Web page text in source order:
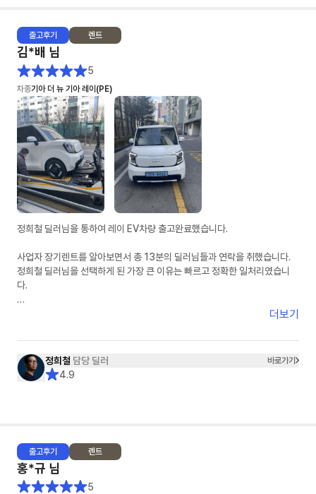
2. 문의에 대한 회신 속도: ★★★★★
- 타사는 오전에 문의를 드리면 오후 3~4시쯤 답변이 오거나 오후 6시 이후
에 답변와서 또 답변하면 지금은 영업시간이 아닙니다... 이런 멘트가 나왔었
어요. (봇 응대)
- 차살때는 전혀 그런것 없이 친절하게 설명해주시고 오히려 제가 답변을 늦
게 드린적이 있었네요
3. 차량 출고: ★★★★★
- 다른 업체도 빠른출고 상품이 있었어요. 저는 다 빠른출고 상품으로 알아보
았구요. 타사는 먼저 약정요청을 했는데 약정서가 더 늦게 오고, 차살때는 영
업일 기준 바로 다음날 왔습니다.
- 전자약정 후 이연주 매니저님이 엄청 노력해주신게 보일정도로 바로 후에
바로 차량 배차가 되었어요. 물론 운빨도 조금 있는것 같았어요. (모두가 이
런 스케줄로 진행되진 않을 수 있을거 같아요)
- 저 같은 경우 (금요일) 최종견적 > (월요일) 전자약정 > (수요일) 차량검수
> (목요일) 차량인수
4. 차량 상태: ★★★★
- 수요일~목요일 비가 오는 날씨라 세차를 했지만 아쉽게도 물자국이 남아
있었어요. 조금 아쉬운건 리어 스포일러 부분에 흰색 페인트 같은 것이
(3cm) 묻어있었는데 손톱으로 긁어내긴 했지만, 잔기스가 조금 났어요
출고후기 렌트
김*배 님
5
차종기아 더 뉴 기아 레이(PE)
정희철 딜러님을 통하여 레이 EV차량 출고완료했습니다.
사업자 장기렌트를 알아보면서 총 13분의 딜러님들과 연락을 취했습니다.
정희철 딜러님을 선택하게 된 가장 큰 이유는 빠르고 정확한 일처리였습니
다.
견적을 받고 다른 옵션을 요청하면 수정 보완된 견적을 재송부받기까지 걸리
또한 다른 옵션을 요청할경우 고객이 이 옵션을 왜 요청했는지까지 이해해주
시며 고객의 편에서 함께 고민해주셨습니다.
그래서 정희철 딜러님을 선택하게 되었고 견적, 계약, 출고까지 모든 일들이
보조금이라던지, 출고시 탁송처럼 딜러님의 영향이 아닌 부분에서 문제가 있
을때도 딜러님이 모든 부분을 다 해결해주셨습니다.
특히 탁송건은 정말 너무 감사드렸습니다. "제가 만약~"이라는 고객의 편에
더보기
정희철 담당 딜러 바로가기
4.9
출고후기 렌트
홍*규 님
5